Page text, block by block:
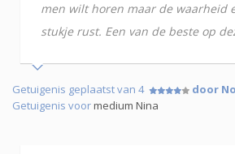
men wilt horen maar de waarheid
stukje rust. Een van de beste op
Getuigenis geplaatst van 4
door
Getuigenis voormedium Nina